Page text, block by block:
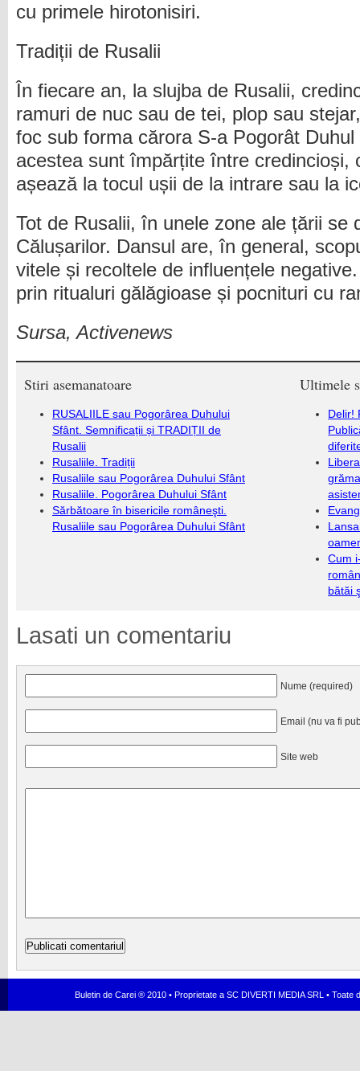
cu primele hirotonisiri.
Tradiții de Rusalii
În fiecare an, la slujba de Rusalii,
ramuri de nuc sau de tei, plop sau
foc sub forma cărora S-a Pogorât
acestea sunt împărțite între credincioși,
așează la tocul ușii de la intrare sau la
Tot de Rusalii, în unele zone ale țării se
Călușarilor. Dansul are, în general,
vitele și recoltele de influențele
prin ritualuri gălăgioase și pocnituri cu
Sursa, Activenews
Stiri asemanatoare
RUSALIILE sau Pogorârea Duhului
Sfânt. Semnificații și TRADIȚII de
Rusalii
Rusaliile. Tradiții
Rusaliile sau Pogorârea Duhului Sfânt
Rusaliile. Pogorârea Duhului Sfânt
Sărbătoare în bisericile româneşti.
Rusaliile sau Pogorârea Duhului Sfânt
Ultimele
Delir!
Cum
bătăi
Lasati un comentariu
Nume (required)
Email (nu va fi
Site web
Buletin de Carei ® 2010 • Proprietate a SC DIVERTI MEDIA SRL •